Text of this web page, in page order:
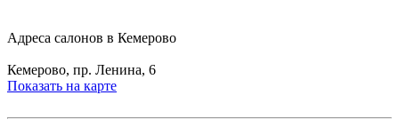
Адреса салонов в Кемерово
Кемерово, пр. Ленина, 6
Показать на карте